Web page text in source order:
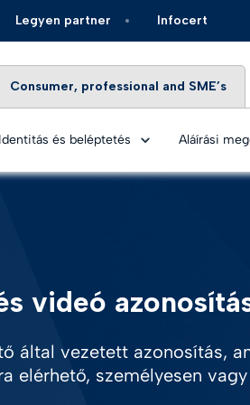
Legyen partner Infocert
Consumer, professional and SME’s
Identitás és beléptetés
Top –
Legjobb
Aláírási
videó
által vezetett azonosítás,
elérhető, személyesen